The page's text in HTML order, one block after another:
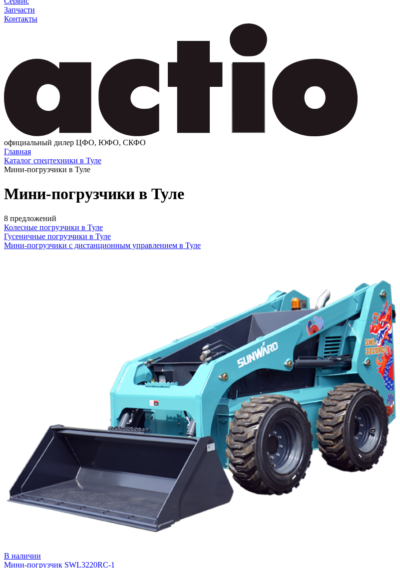
Запчасти
Контакты
официальный дилер ЦФО, ЮФО, СКФО
Главная
Каталог спецтехники в Туле
Мини-погрузчики в Туле
Мини-погрузчики в Туле
8 предложений
Колесные погрузчики в Туле
Гусеничные погрузчики в Туле
Мини-погрузчики с дистанционным управлением в Туле
В наличии
Мини-погрузчик SWL3220RC-1